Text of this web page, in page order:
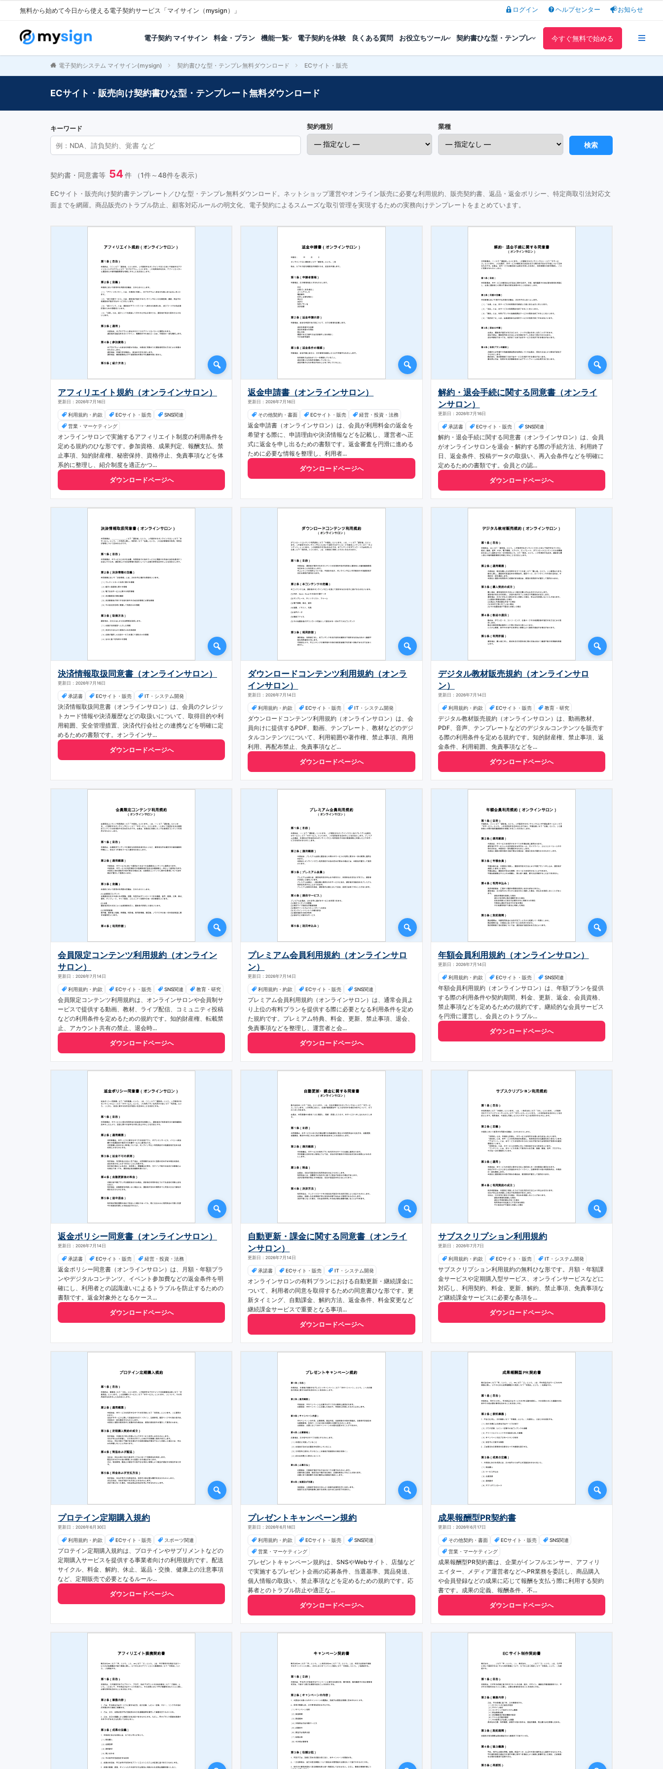
無料から始めて今日から使える電子契約サービス「マイサイン（mysign）」 ログイン ヘルプセンター お知らせ
電子契約 マイサイン 料金・プラン 機能一覧 電子契約を体験 良くある質問 お役立ちツール 契約書ひな型・テンプレ 今すぐ無料で始める
電子契約システム マイサイン(mysign) 契約書ひな型・テンプレ無料ダウンロード ECサイト・販売
ECサイト・販売向け契約書ひな型・テンプレート無料ダウンロード
キーワード 契約種別 業種
検索
契約書・同意書等 54 件 （1件～48件を表示）
ECサイト・販売向け契約書テンプレート／ひな型・テンプレ無料ダウンロード。ネットショップ運営やオンライン販売に必要な利用規約、販売契約書、返品・返金ポリシー、特定商取引法対応文
面までを網羅。商品販売のトラブル防止、顧客対応ルールの明文化、電子契約によるスムーズな取引管理を実現するための実務向けテンプレートをまとめています。
アフィリエイト規約（オンラインサロン）
更新日：2026年7月16日
利用規約・約款 ECサイト・販売
SNS関連
営業・マーケティング
オンラインサロンで実施するアフィリエイト制度の利用条件を
定める規約のひな形です。参加資格、成果判定、報酬支払、禁
止事項、知的財産権、秘密保持、資格停止、免責事項などを体
系的に整理し、紹介制度を適正かつ...
ダウンロードページへ
返金申請書（オンラインサロン）
更新日：2026年7月16日
その他契約・書面 ECサイト・販売 経営・投資・法務
返金申請書（オンラインサロン）は、会員が利用料金の返金を
希望する際に、申請理由や決済情報などを記載し、運営者へ正
式に返金を申し出るための書類です。返金審査を円滑に進める
ために必要な情報を整理し、利用者...
ダウンロードページへ
解約・退会手続に関する同意書（オンライ
ンサロン）
更新日：2026年7月16日
承諾書 ECサイト・販売 SNS関連
解約・退会手続に関する同意書（オンラインサロン）は、会員
がオンラインサロンを退会・解約する際の手続方法、利用終了
日、返金条件、投稿データの取扱い、再入会条件などを明確に
定めるための書類です。会員との認...
ダウンロードページへ
決済情報取扱同意書（オンラインサロン）
更新日：2026年7月16日
承諾書 ECサイト・販売 IT・システム開発
決済情報取扱同意書（オンラインサロン）は、会員のクレジッ
トカード情報や決済履歴などの取扱いについて、取得目的や利
用範囲、安全管理措置、決済代行会社との連携などを明確に定
めるための書類です。オンラインサ...
ダウンロードページへ
ダウンロードコンテンツ利用規約（オンラ
インサロン）
更新日：2026年7月14日
利用規約・約款 ECサイト・販売 IT・システム開発
ダウンロードコンテンツ利用規約（オンラインサロン）は、会
員向けに提供するPDF、動画、テンプレート、教材などのデジ
タルコンテンツについて、利用範囲や著作権、禁止事項、商用
利用、再配布禁止、免責事項など...
ダウンロードページへ
デジタル教材販売規約（オンラインサロ
ン）
更新日：2026年7月14日
利用規約・約款 ECサイト・販売 教育・研究
デジタル教材販売規約（オンラインサロン）は、動画教材、
PDF、音声、テンプレートなどのデジタルコンテンツを販売す
る際の利用条件を定める規約です。知的財産権、禁止事項、返
金条件、利用範囲、免責事項などを...
ダウンロードページへ
会員限定コンテンツ利用規約（オンライン
サロン）
更新日：2026年7月14日
利用規約・約款 ECサイト・販売 SNS関連 教育・研究
会員限定コンテンツ利用規約は、オンラインサロンや会員制サ
ービスで提供する動画、教材、ライブ配信、コミュニティ投稿
などの利用条件を定めるための規約です。知的財産権、転載禁
止、アカウント共有の禁止、退会時...
ダウンロードページへ
プレミアム会員利用規約（オンラインサロ
ン）
更新日：2026年7月14日
利用規約・約款 ECサイト・販売 SNS関連
プレミアム会員利用規約（オンラインサロン）は、通常会員よ
り上位の有料プランを提供する際に必要となる利用条件を定め
た規約です。プレミアム特典、料金、更新、禁止事項、退会、
免責事項などを整理し、運営者と会...
ダウンロードページへ
年額会員利用規約（オンラインサロン）
更新日：2026年7月14日
利用規約・約款 ECサイト・販売 SNS関連
年額会員利用規約（オンラインサロン）は、年額プランを提供
する際の利用条件や契約期間、料金、更新、返金、会員資格、
禁止事項などを定めるための規約です。継続的な会員サービス
を円滑に運営し、会員とのトラブル...
ダウンロードページへ
返金ポリシー同意書（オンラインサロン）
更新日：2026年7月14日
承諾書 ECサイト・販売 経営・投資・法務
返金ポリシー同意書（オンラインサロン）は、月額・年額プラ
ンやデジタルコンテンツ、イベント参加費などの返金条件を明
確にし、利用者との認識違いによるトラブルを防止するための
書類です。返金対象外となるケース...
ダウンロードページへ
自動更新・課金に関する同意書（オンライ
ンサロン）
更新日：2026年7月14日
承諾書 ECサイト・販売 IT・システム開発
オンラインサロンの有料プランにおける自動更新・継続課金に
ついて、利用者の同意を取得するための同意書ひな形です。更
新タイミング、自動課金、解約方法、返金条件、料金変更など
継続課金サービスで重要となる事項...
ダウンロードページへ
サブスクリプション利用規約
更新日：2026年7月7日
利用規約・約款 ECサイト・販売 IT・システム開発
サブスクリプション利用規約の無料ひな形です。月額・年額課
金サービスや定期購入型サービス、オンラインサービスなどに
対応し、利用契約、料金、更新、解約、禁止事項、免責事項な
ど継続課金サービスに必要な条項を...
ダウンロードページへ
プロテイン定期購入規約
更新日：2026年6月30日
利用規約・約款 ECサイト・販売 スポーツ関連
プロテイン定期購入規約は、プロテインやサプリメントなどの
定期購入サービスを提供する事業者向けの利用規約です。配送
サイクル、料金、解約、休止、返品・交換、健康上の注意事項
など、定期販売で必要となるルール...
ダウンロードページへ
プレゼントキャンペーン規約
更新日：2026年6月18日
利用規約・約款 ECサイト・販売
SNS関連
営業・マーケティング
プレゼントキャンペーン規約は、SNSやWebサイト、店舗など
で実施するプレゼント企画の応募条件、当選基準、賞品発送、
個人情報の取扱い、禁止事項などを定めるための規約です。応
募者とのトラブル防止や適正な...
ダウンロードページへ
成果報酬型PR契約書
更新日：2026年6月17日
その他契約・書面 ECサイト・販売
SNS関連
営業・マーケティング
成果報酬型PR契約書は、企業がインフルエンサー、アフィリ
エイター、メディア運営者などへPR業務を委託し、商品購入
や会員登録などの成果に応じて報酬を支払う際に利用する契約
書です。成果の定義、報酬条件、不...
ダウンロードページへ